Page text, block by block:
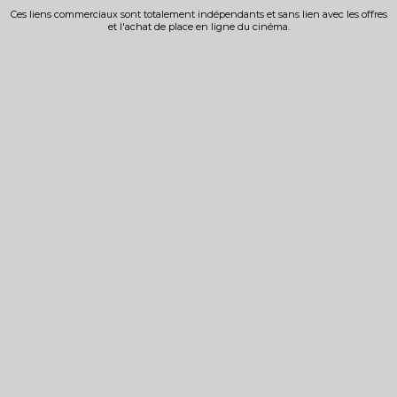
Ces liens commerciaux sont totalement indépendants et sans lien avec les offres
et l'achat de place en ligne du cinéma.